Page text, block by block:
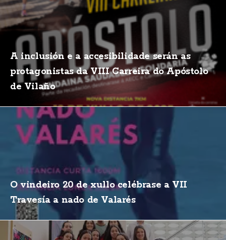
A inclusión e a accesibilidade serán as
protagonistas da VIII Carreira do Apóstolo
de Vilaño
O vindeiro 20 de xullo celébrase a VII
Travesía a nado de Valarés